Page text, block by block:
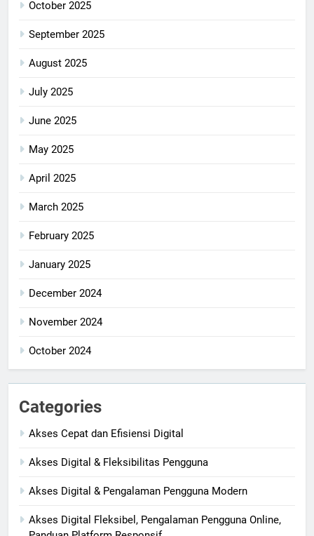
October 2025
September 2025
August 2025
July 2025
June 2025
May 2025
April 2025
March 2025
February 2025
January 2025
December 2024
November 2024
October 2024
Categories
Akses Cepat dan Efisiensi Digital
Akses Digital & Fleksibilitas Pengguna
Akses Digital & Pengalaman Pengguna Modern
Akses Digital Fleksibel, Pengalaman Pengguna Online,